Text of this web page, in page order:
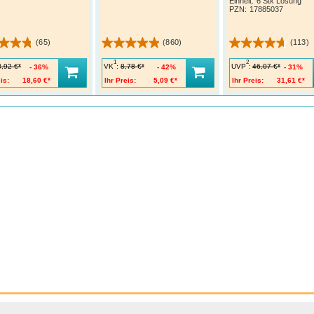
(65)
€*
18,60 €*
36%
(860)
VK
1
: 8,78 €*
Ihr Preis:
5,09 €*
42%
PZN: 17885037
(113)
UVP
2
: 46,07 €*
Ihr Preis:
31,61 €*
31%